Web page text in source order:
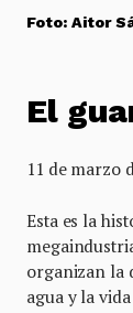
Foto: Aitor
El
11 de marzo
Esta es la
organizan la
agua y la vida